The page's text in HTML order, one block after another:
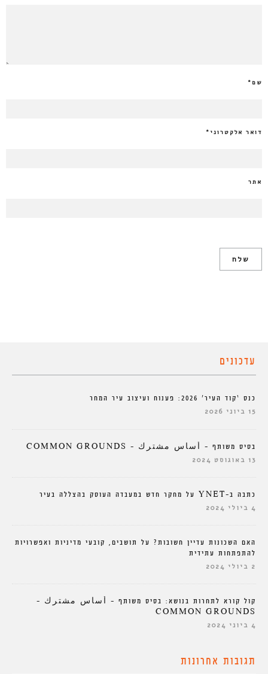
שם*
דואר אלקטרוני *
אתר
עדכונים
כנס ‘קוד העיר’ 2026: פענוח ועיצוב עיר המחר
15 ביוני 2026
בסיס משותף – أساس مشترك – COMMON GROUNDS
13 באוגוסט 2024
כתבה ב-YNET על מחקר חדש במעבדה העוסק בהצללה בעיר
4 ביולי 2024
האם השכונות עדיין חשובות? על תושבים, קובעי מדיניות ואפשרויות
להתפתחות עתידית
2 ביולי 2024
קול קורא לתחרות בנושא: בסיס משותף – أساس مشترك –
COMMON GROUNDS
4 ביוני 2024
תגובות אחרונות